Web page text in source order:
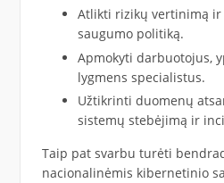
Atlikti rizikų vertinimą
saugumo politiką.
Apmokyti darbuotojus,
lygmens specialistus.
Užtikrinti duomenų
sistemų stebėjimą ir
Taip pat svarbu turėti
nacionalinėmis kibernetinio